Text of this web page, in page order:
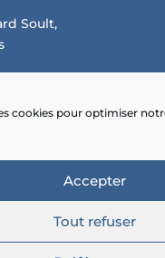
cookies pour optimiser
Accepter
Tout refuser
Soult,
des achats : optimisez
appel à un